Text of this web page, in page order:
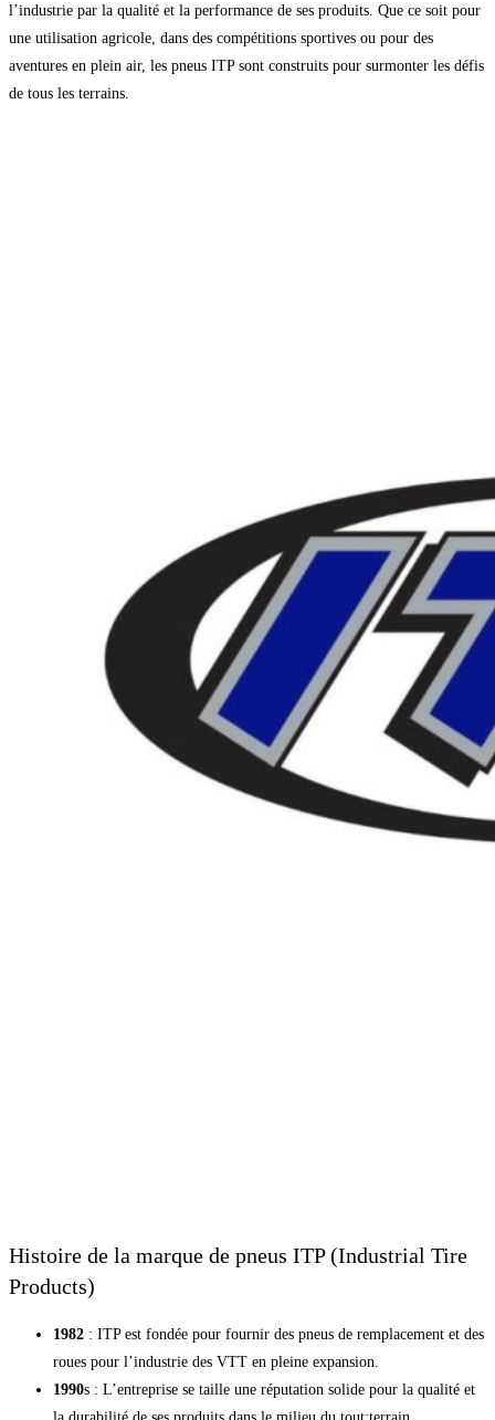
l’industrie par la qualité et la performance de ses produits. Que ce soit pour
une utilisation agricole, dans des compétitions sportives ou pour des
aventures en plein air, les pneus ITP sont construits pour surmonter les défis
de tous les terrains.
Histoire de la marque de pneus ITP (Industrial Tire
Products)
1982 : ITP est fondée pour fournir des pneus de remplacement et des
roues pour l’industrie des VTT en pleine expansion.
1990s : L’entreprise se taille une réputation solide pour la qualité et